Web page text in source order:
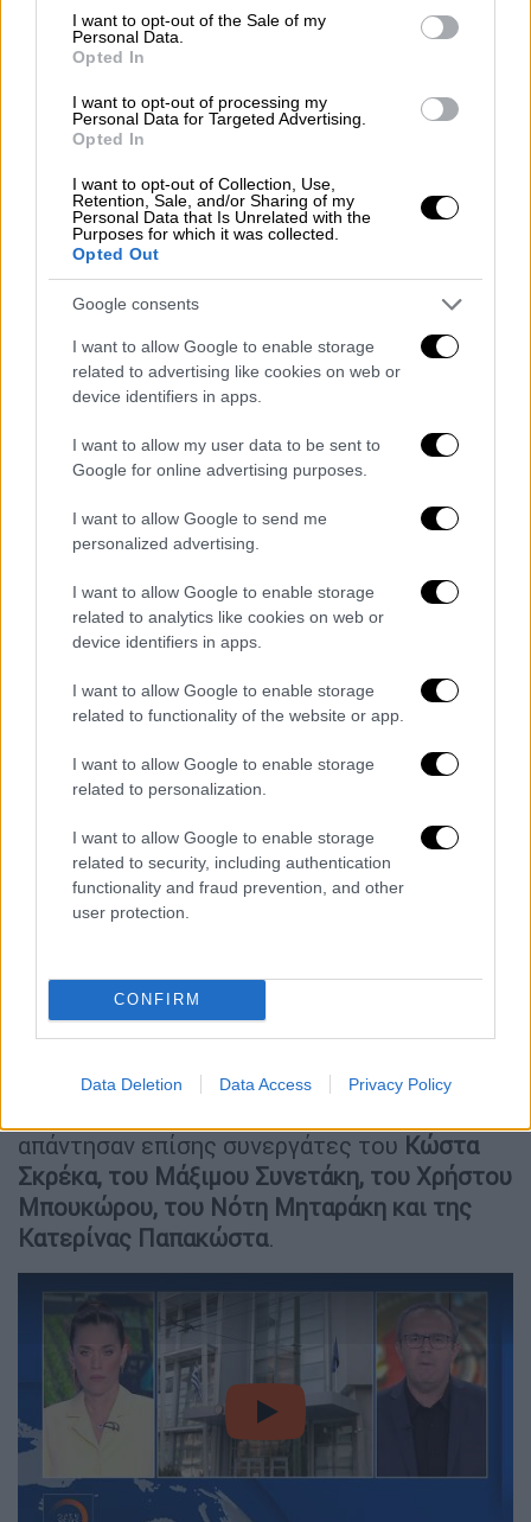
consent section.
I want to opt-out of the Sale of my
Personal Data.
Opted In
I want to opt-out of processing my
Personal Data for Targeted Advertising.
Opted In
I want to opt-out of Collection, Use,
Retention, Sale, and/or Sharing of my
Personal Data that Is Unrelated with the
Purposes for which it was collected.
Opted Out
Google consents
I want to allow Google to enable storage
related to advertising like cookies on web or
device identifiers in apps.
I want to allow my user data to be sent to
Google for online advertising purposes.
I want to allow Google to send me
personalized advertising.
I want to allow Google to enable storage
related to analytics like cookies on web or
device identifiers in apps.
I want to allow Google to enable storage
related to functionality of the website or app.
I want to allow Google to enable storage
related to personalization.
I want to allow Google to enable storage
related to security, including authentication
functionality and fraud prevention, and other
user protection.
CONFIRM
Data Deletion Data Access Privacy Policy
υφυπουργός Υγείας)
Νότης Μηταράκης (κοινοβουλευτικός
εκπρόσωπος της ΝΔ)
Κώστας Αχ. Καραμανλής (βουλευτής ΝΔ)
Μάξιμος Σενετάκης (βουλευτής ΝΔ)
Χρήστος Μπουκώρος (βουλευτής ΝΔ)
Θεόφιλος Λεονταρίδης (βουλευτής ΝΔ)
Κατερίνα Παπακώστα (βουλεύτρια ΝΔ)
Τυχόν εμπλοκή στην υπόθεση ΟΠΕΚΕΠΕ
Σπήλιος Λιβανός (πρώην υπουργός
Αγροτικής Ανάπτυξης)
Φωτεινή Αραμπατζή (πρώην υφυπουργός
Αγροτικής Ανάπτυξης)
Οι πρώτες αντιδράσεις των
εμπλεκομένων
Συνεργάτης του υπουργού Αγροτικής
ΑνάπτυξηςΚώστα Τσιάραμιλώντας στο
OPEN, ανέφερε πως «φαίνεται ότι δεν
Από την πλευρά του ο
Κεφαλογιάννηςστο OPEN δήλωσε: «Δεν έχω
απάντησαν επίσης συνεργάτες του Κώστα
Σκρέκα, του Μάξιμου Συνετάκη, του Χρήστου
Μπουκώρου, του Νότη Μηταράκη και της
Κατερίνας Παπακώστα.
video